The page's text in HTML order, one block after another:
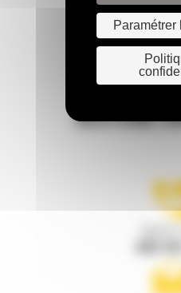
RESTONS